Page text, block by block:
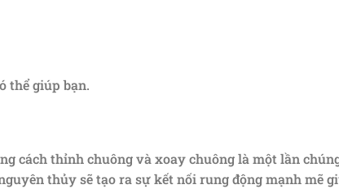
thể giúp bạn.
cách thỉnh chuông và xoay chuông là một lần
thủy sẽ tạo ra sự kết nối rung động mạnh mẽ